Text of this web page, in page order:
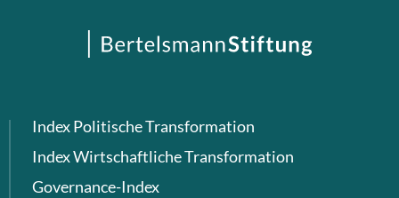
Index Politische Transformation
Index Wirtschaftliche Transformation
Governance-Index